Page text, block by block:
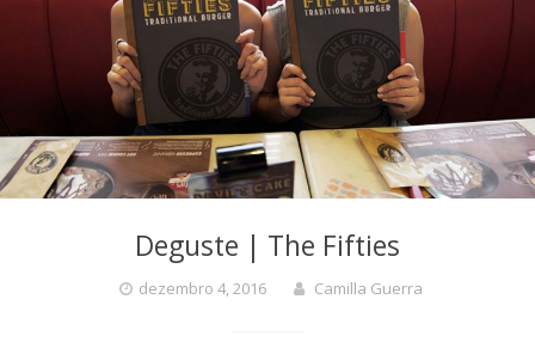
Deguste | The Fifties
dezembro 4, 2016 Camilla Guerra